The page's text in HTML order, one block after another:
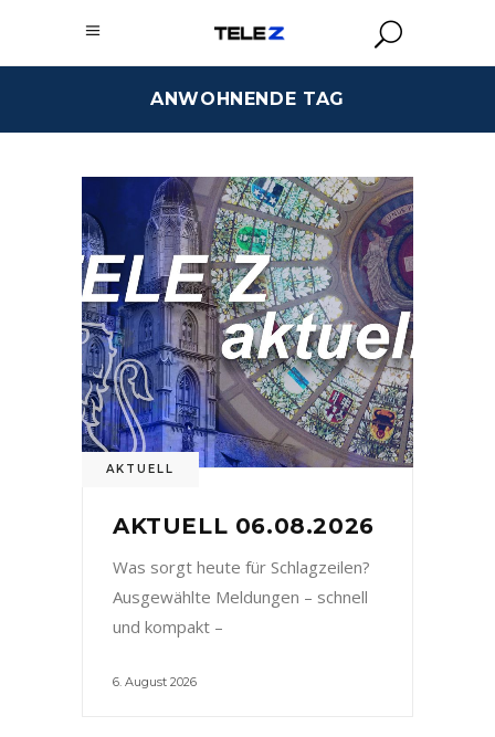
ANWOHNENDE TAG
AKTUELL
AKTUELL 06.08.2026
Was sorgt heute für Schlagzeilen?
Ausgewählte Meldungen – schnell
und kompakt –
6. August 2026